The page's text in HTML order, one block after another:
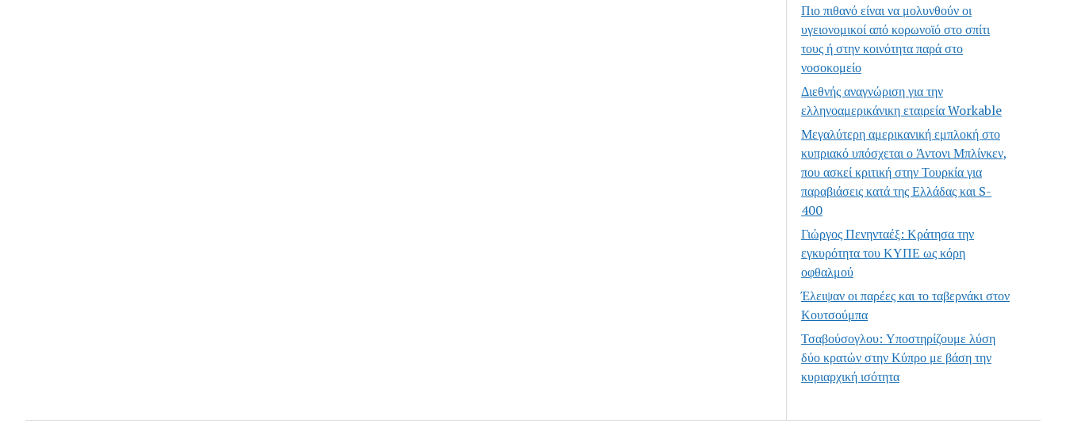
Πιο πιθανό είναι να μολυνθούν οι
υγειονομικοί από κορωνοϊό στο σπίτι
τους ή στην κοινότητα παρά στο
νοσοκομείο
Διεθνής αναγνώριση για την
ελληνοαμερικάνικη εταιρεία Workable
Μεγαλύτερη αμερικανική εμπλοκή στο
κυπριακό υπόσχεται ο Άντονι Μπλίνκεν,
που ασκεί κριτική στην Τουρκία για
παραβιάσεις κατά της Ελλάδας και S-
400
Γιώργος Πενηνταέξ: Κράτησα την
εγκυρότητα του ΚΥΠΕ ως κόρη
οφθαλμού
Έλειψαν οι παρέες και το ταβερνάκι στον
Κουτσούμπα
Τσαβούσογλου: Υποστηρίζουμε λύση
δύο κρατών στην Κύπρο με βάση την
κυριαρχική ισότητα